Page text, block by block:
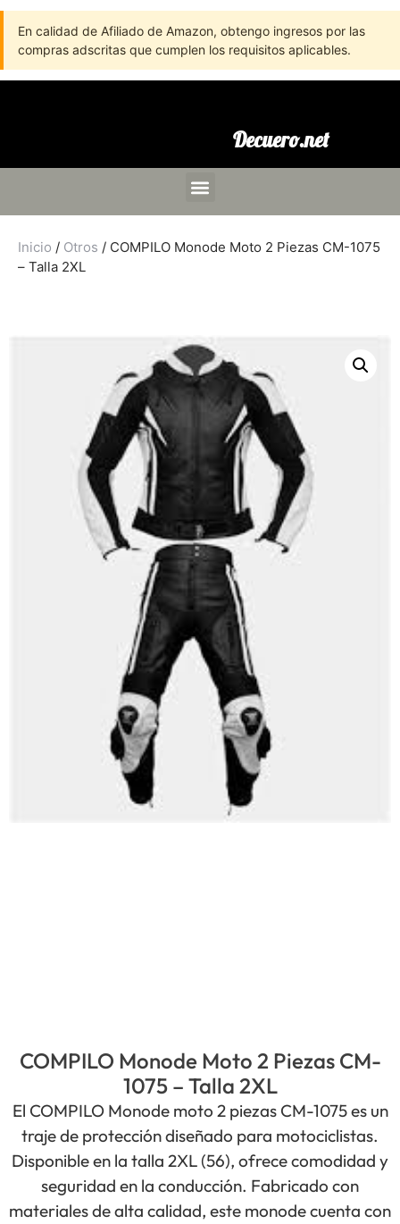
En calidad de Afiliado de Amazon, obtengo ingresos por las
compras adscritas que cumplen los requisitos aplicables.
Decuero.net
Inicio / Otros / COMPILO Monode Moto 2 Piezas CM-1075
– Talla 2XL
COMPILO Monode Moto 2 Piezas CM-
1075 – Talla 2XL
El COMPILO Monode moto 2 piezas CM-1075 es un
traje de protección diseñado para motociclistas.
Disponible en la talla 2XL (56), ofrece comodidad y
seguridad en la conducción. Fabricado con
materiales de alta calidad, este monode cuenta con